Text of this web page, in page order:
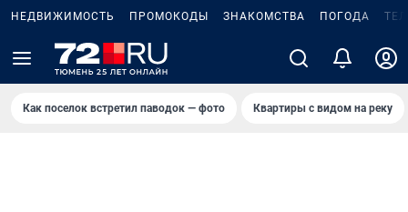
НЕДВИЖИМОСТЬ ПРОМОКОДЫ ЗНАКОМСТВА ПОГОДА
Как поселок встретил паводок — фото Квартиры с видом на реку